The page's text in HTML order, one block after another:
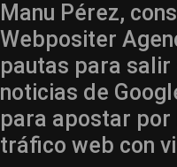
Manu Pérez,
Webpositer
pautas para salir
noticias de
para apostar por
tráfico web con